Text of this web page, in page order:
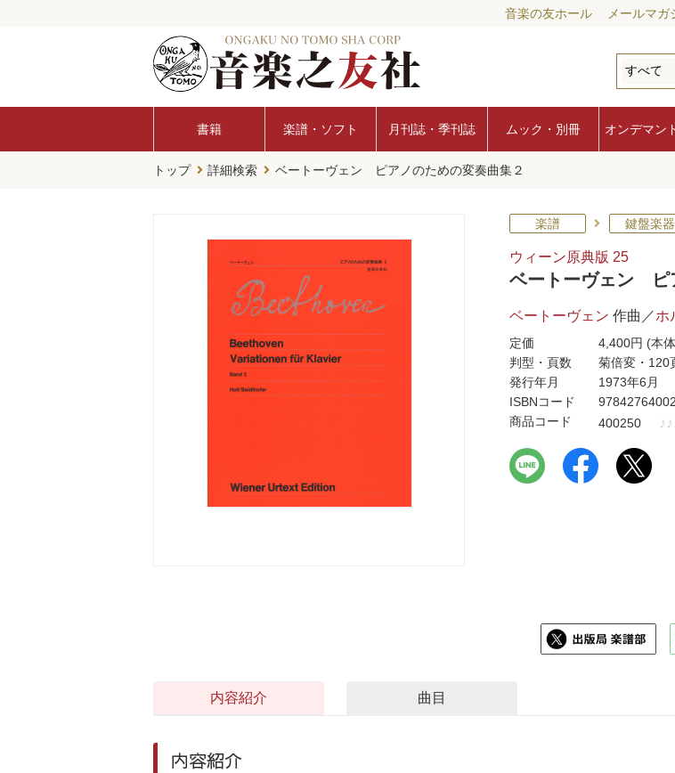
音楽の友ホール メールマガ
書籍 楽譜・ソフト 月刊誌・季刊誌 ムック・別冊 オンデマン
トップ 詳細検索 ベートーヴェン ピアノのための変奏曲集２
楽譜 鍵盤楽器
ウィーン原典版 25
ベートーヴェン ピ
ベートーヴェン 作曲／ホ
定価 4,400円 (本
判型・頁数
菊倍変・120
発行年月
1973年6月
ISBNコード
商品コード
400250 ♪ ♪
内容紹介 曲目
内容紹介